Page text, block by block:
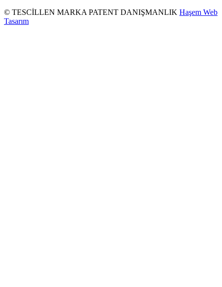
© TESCİLLEN MARKA PATENT DANIŞMANLIK Haşem Web
Tasarım